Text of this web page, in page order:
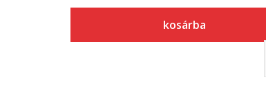
kosárba